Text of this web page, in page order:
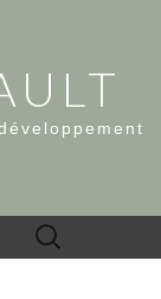
Rechercher :